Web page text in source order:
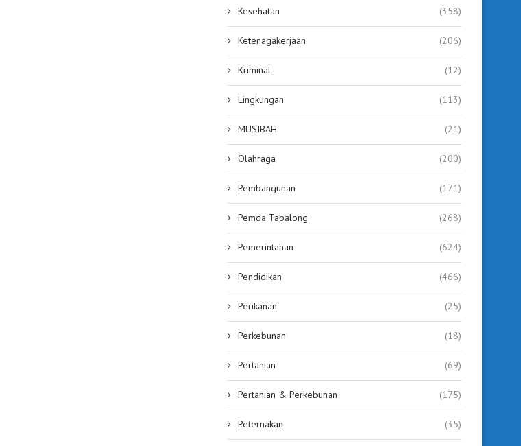
Kesehatan (358)
Ketenagakerjaan (206)
Kriminal (12)
Lingkungan (113)
MUSIBAH (21)
Olahraga (200)
Pembangunan (171)
Pemda Tabalong (268)
Pemerintahan (624)
Pendidikan (466)
Perikanan (25)
Perkebunan (18)
Pertanian (69)
Pertanian & Perkebunan (175)
Peternakan (35)